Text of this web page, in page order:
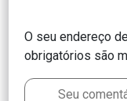
O seu endereço
obrigatórios são